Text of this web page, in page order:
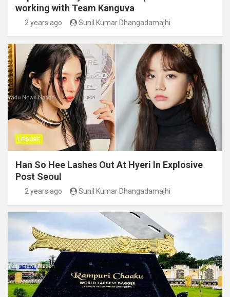
working with Team Kanguva
2 years ago Sunil Kumar Dhangadamajhi
LEISURE
Han So Hee Lashes Out At Hyeri In Explosive
Post Seoul
2 years ago Sunil Kumar Dhangadamajhi